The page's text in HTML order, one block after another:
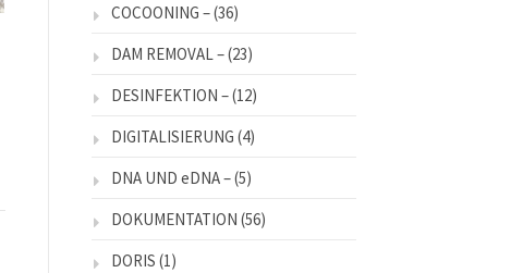
COCOONING –(36)
DAM REMOVAL –(23)
DESINFEKTION –(12)
DIGITALISIERUNG (4)
DNA UND eDNA –(5)
DOKUMENTATION (56)
DORIS (1)